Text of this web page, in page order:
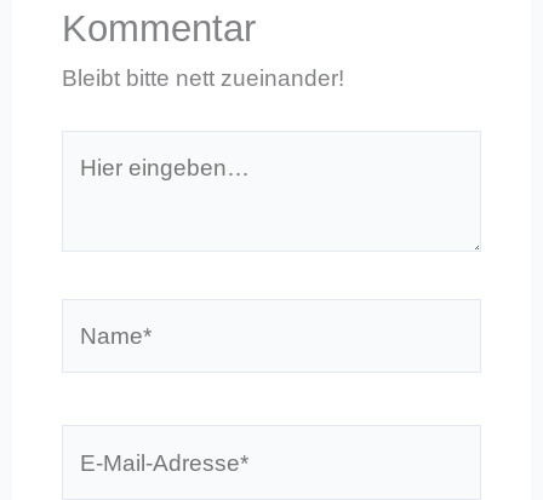
Kommentar
Bleibt bitte nett zueinander!
eingeben…